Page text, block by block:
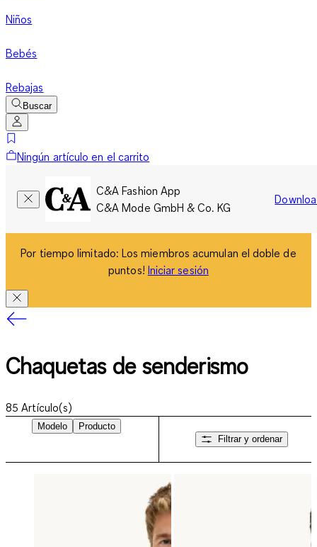
Niños
Bebés
Rebajas
Buscar
Ningún artículo en el carrito
C&A Fashion App
C&A Mode GmbH & Co. KG
Por tiempo limitado: Los miembros acumulan el doble de
puntos! Iniciar sesión
Chaquetas de senderismo
85 Artículo(s)
Modelo
Producto
Filtrar y ordenar